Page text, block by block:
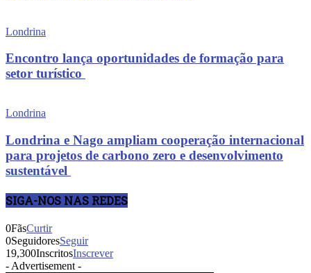
Londrina
Encontro lança oportunidades de formação para
setor turístico
Londrina
Londrina e Nago ampliam cooperação internacional
para projetos de carbono zero e desenvolvimento
sustentável
SIGA-NOS NAS REDES
0FãsCurtir
0SeguidoresSeguir
19,300InscritosInscrever
- Advertisement -